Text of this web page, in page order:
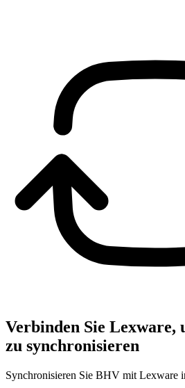
Verbinden Sie Lexware,
zu synchronisieren
Synchronisieren Sie BHV mit Lexware